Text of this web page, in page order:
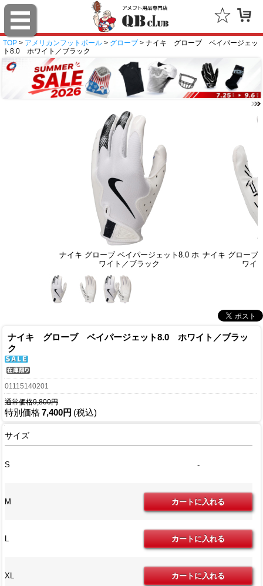
TOP > アメリカンフットボール > グローブ > ナイキ グローブ ベイパージェッ
ト8.0 ホワイト／ブラック
ナイキ グローブ ベイパージェット8.0 ホ
ワイト／ブラック
ナイキ グローブ
ワイ
ナイキ グローブ ベイパージェット8.0 ホワイト／ブラッ
ク
01115140201
通常価格9,800円
特別価格 7,400円 (税込)
サイズ
S -
M
L
XL